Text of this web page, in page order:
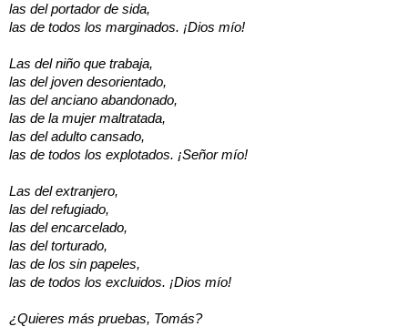
las del portador de sida,
las de todos los marginados. ¡Dios mío!
Las del niño que trabaja,
las del joven desorientado,
las del anciano abandonado,
las de la mujer maltratada,
las del adulto cansado,
las de todos los explotados. ¡Señor mío!
Las del extranjero,
las del refugiado,
las del encarcelado,
las del torturado,
las de los sin papeles,
las de todos los excluidos. ¡Dios mío!
¿Quieres más pruebas, Tomás?